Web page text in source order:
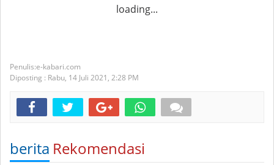
loading...
e-kabari.com
Diposting : Rabu, 14 Juli 2021, 2:28 PM
berita Rekomendasi